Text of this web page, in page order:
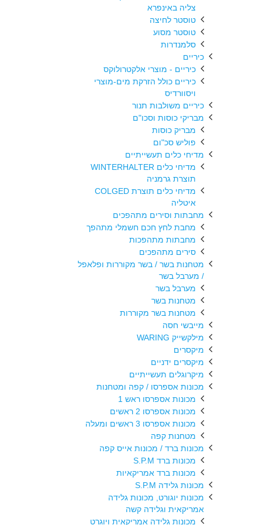
צליה באינפרא
טוסטר לחיצה
טוסטר מסוע
סלמנדרות
כיריים
כיריים - מוצרי אלקטרולוקס
כיריים כולל הזרקת מים-מוצרי
ויסוורדיס
כיריים משולבות תנור
מבריקי כוסות וסכו"ם
מבריק כוסות
פוליש סכ"ום
מדיחי כלים תעשייתיים
מדיחי כלים WINTERHALTER
תוצרת גרמניה
מדיחי כלים תוצרת COLGED
איטליה
מחבתות וסירים מתהפכים
מחבת לחץ חכם חשמלי מתהפך
מחבתות מתהפכות
סירים מתהפכים
מטחנות בשר / בשר מקוררות ופלאפל
/ מערבל בשר
מערבל בשר
מטחנות בשר
מטחנות בשר מקוררות
מייבשי חסה
מילקשייק WARING
מיקסרים
מיקסרים ידניים
מיקרוגלים תעשייתיים
מכונות אספרסו / קפה ומטחנות
מכונות אספרסו ראש 1
מכונות אספרסו 2 ראשים
מכונות אספרסו 3 ראשים ומעלה
מטחנות קפה
מכונות ברד / מכונות אייס קפה
מכונות ברד S.P.M
מכונות ברד אמריקאיות
מכונות גלידה S.P.M
מכונות יוגורט, מכונות גלידה
אמריקאית וגלידה קשה
מכונות גלידה אמריקאית ויוגרט